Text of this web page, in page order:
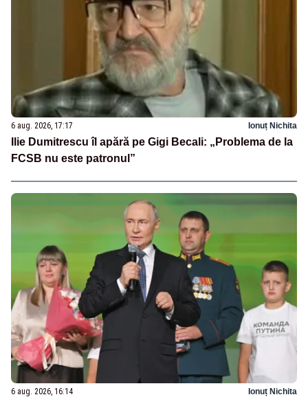
6 aug. 2026, 17:17 Ionuț Nichita
Ilie Dumitrescu îl apără pe Gigi Becali: „Problema de la
FCSB nu este patronul”
6 aug. 2026, 16:14 Ionuț Nichita